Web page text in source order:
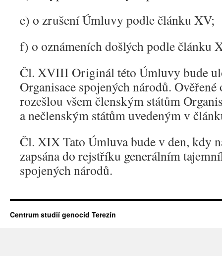
e) o zrušení Úmluvy podle článku XV;
f) o oznámeních došlých podle článku
Čl. XVIII Originál této Úmluvy bude
Organisace spojených národů.
rozešlou všem členským státům
a nečlenským státům uvedeným v
Čl. XIX Tato Úmluva bude v den, kdy
zapsána do rejstříku generálním
spojených národů.
Centrum studií genocid Terezín